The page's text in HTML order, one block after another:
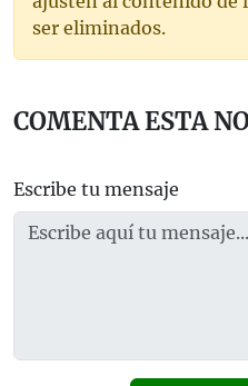
ser eliminados.
COMENTA ESTA
Escribe tu mensaje